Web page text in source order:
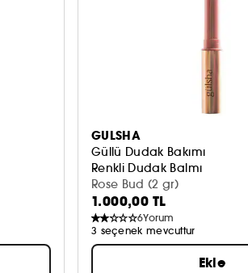
GULSHA
Güllü Dudak Bakımı
Renkli Dudak Balmı
Rose Bud (2 gr)
1.000,00 TL
6Yorum
3 seçenek mevcuttur
Ekle